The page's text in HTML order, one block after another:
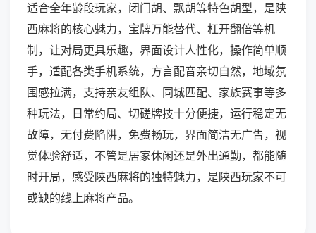
适合全年龄段玩家，闭门胡、飘胡等特色胡型，是陕
西麻将的核心魅力，宝牌万能替代、杠开翻倍等机
制，让对局更具乐趣，界面设计人性化，操作简单顺
手，适配各类手机系统，方言配音亲切自然，地域氛
围感拉满，支持亲友组队、同城匹配、家族赛事等多
种玩法，日常约局、切磋牌技十分便捷，运行稳定无
故障，无付费陷阱，免费畅玩，界面简洁无广告，视
觉体验舒适，不管是居家休闲还是外出通勤，都能随
时开局，感受陕西麻将的独特魅力，是陕西玩家不可
或缺的线上麻将产品。